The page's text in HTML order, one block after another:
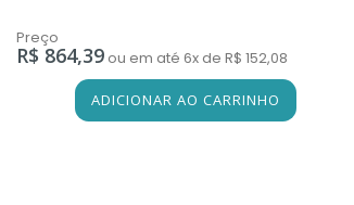
Preço
R$ 864,39 ou em até 6x de R$ 152,08
ADICIONAR AO CARRINHO